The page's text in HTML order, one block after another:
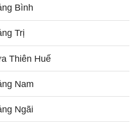
Bình
Trị
Thiên Huế
Nam
Ngãi